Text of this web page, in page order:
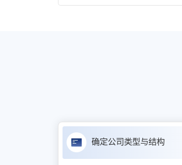
确定公司类型与结构